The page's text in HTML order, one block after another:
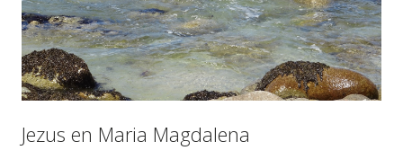
Jezus en Maria Magdalena